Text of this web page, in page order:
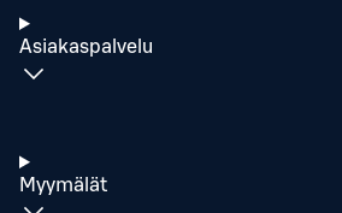
Asiakaspalvelu
Myymälät